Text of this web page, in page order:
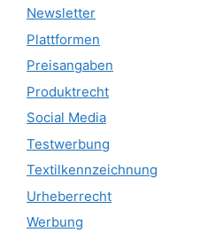
Newsletter
Plattformen
Preisangaben
Produktrecht
Social Media
Testwerbung
Textilkennzeichnung
Urheberrecht
Werbung